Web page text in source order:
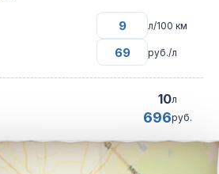
л/100 км
руб./л
10л
696руб.
маршрута из города